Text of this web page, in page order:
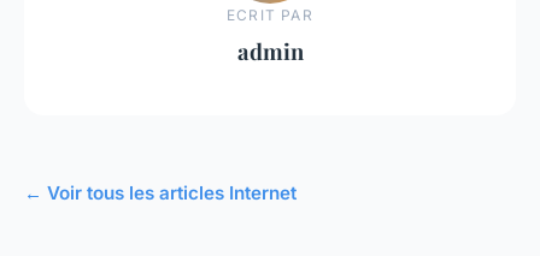
ECRIT PAR
admin
← Voir tous les articles Internet